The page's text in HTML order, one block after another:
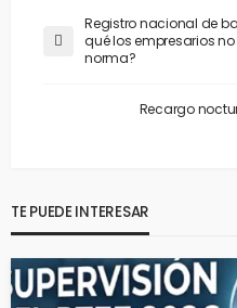
Registro nacional de
qué los empresarios
norma?
Recargo
TE PUEDE INTERESAR